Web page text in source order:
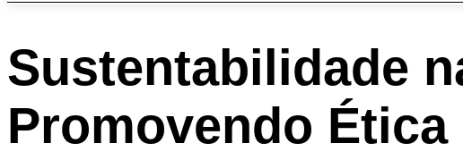
Sustentabilidade
Promovendo